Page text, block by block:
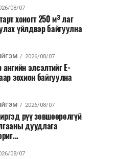
08/07
хоногт 250 м³ лаг
үйлдвэр байгуулна
2026/08/07
ангийн элсэлтийг E-
зохион байгуулна
2026/08/07
рүү зөвшөөрөлгүй
дуудлага
08/07